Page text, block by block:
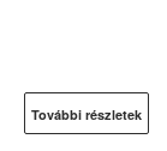
További részletek